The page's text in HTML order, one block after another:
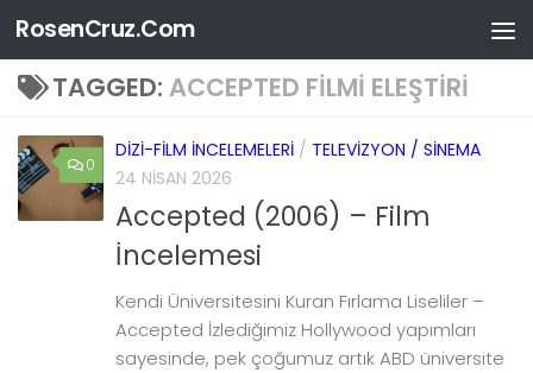
Skip to content
RosenCruz.Com
TAGGED: ACCEPTED FILMI ELEŞTIRI
0
DIZI-FILM İNCELEMELERI / TELEVIZYON / SINEMA
24 NISAN 2026
Accepted (2006) – Film
İncelemesi
Kendi Üniversitesini Kuran Fırlama Liseliler –
Accepted İzlediğimiz Hollywood yapımları
sayesinde, pek çoğumuz artık ABD üniversite